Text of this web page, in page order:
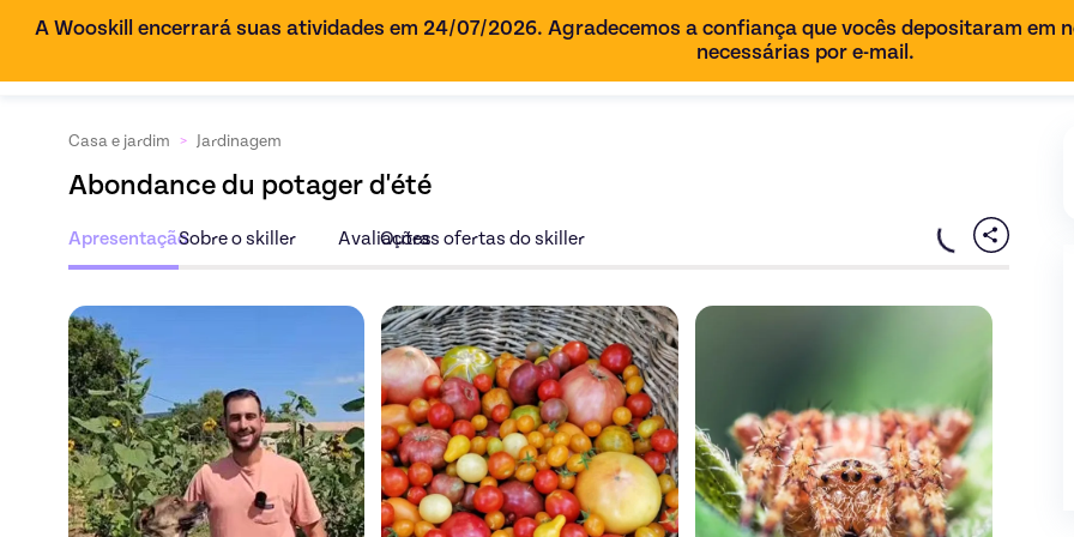
A Wooskill encerrará suas atividades em 24/07/2026. Agradecemos a confiança que vocês depositaram em
necessárias por e-mail.
Casa e jardim > Jardinagem
Abondance du potager d'été
ApresentaçãoSobre o skiller Avaliações
Outras ofertas do skiller
Descubra a ofertaAbondance du potager d'été de Permacultureaujardin - imagem 0
Descubra a oferta Abondance du potager